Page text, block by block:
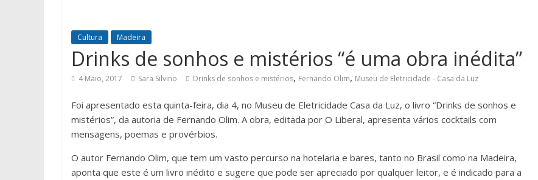
Cultura Madeira
Drinks de sonhos e mistérios “é uma obra inédita”
4 Maio, 2017 Sara Silvino Drinks de sonhos e mistérios, Fernando Olim, Museu de Eletricidade - Casa da Luz
Foi apresentado esta quinta-feira, dia 4, no Museu de Eletricidade Casa da Luz, o livro “Drinks de sonhos e
mistérios”, da autoria de Fernando Olim. A obra, editada por O Liberal, apresenta vários cocktails com
mensagens, poemas e provérbios.
O autor Fernando Olim, que tem um vasto percurso na hotelaria e bares, tanto no Brasil como na Madeira,
aponta que este é um livro inédito e sugere que pode ser apreciado por qualquer leitor, e é indicado para a